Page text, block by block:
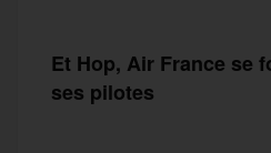
Et Hop, Air France se
ses pilotes